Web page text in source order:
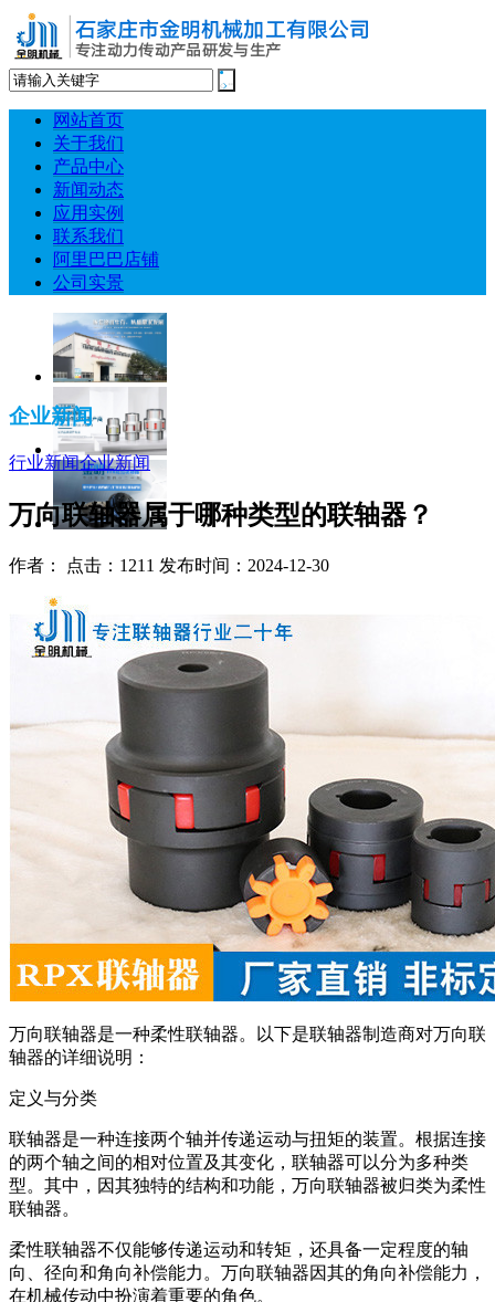
网站首页
关于我们
产品中心
新闻动态
应用实例
联系我们
阿里巴巴店铺
公司实景
企业新闻
行业新闻企业新闻
万向联轴器属于哪种类型的联轴器？
作者： 点击：1211 发布时间：2024-12-30
万向联轴器是一种柔性联轴器。以下是联轴器制造商对万向联
轴器的详细说明：
定义与分类
联轴器是一种连接两个轴并传递运动与扭矩的装置。根据连接
的两个轴之间的相对位置及其变化，联轴器可以分为多种类
型。其中，因其独特的结构和功能，万向联轴器被归类为柔性
联轴器。
柔性联轴器不仅能够传递运动和转矩，还具备一定程度的轴
向、径向和角向补偿能力。万向联轴器因其的角向补偿能力，
在机械传动中扮演着重要的角色。